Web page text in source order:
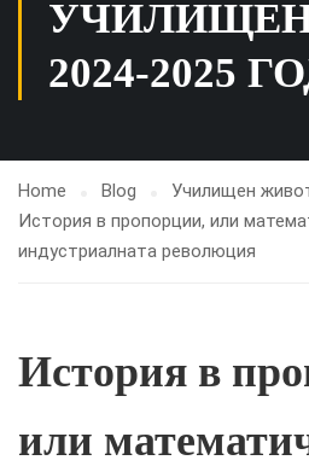
2024-2025
Home Blog
Училищен
История в пропорции, или
индустриалната революция
История в
или